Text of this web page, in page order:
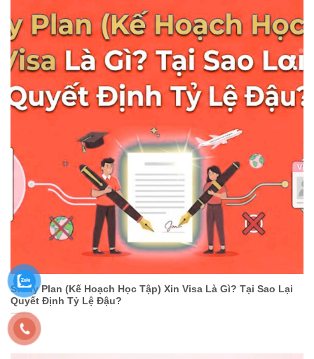
Study Plan (Kế Hoạch Học Tập) Xin Visa Là Gì? Tại Sao Lại
Quyết Định Tỷ Lệ Đậu?